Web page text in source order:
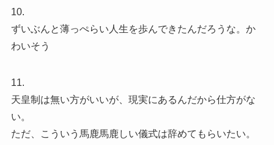
10.
ずいぶんと薄っぺらい人生を歩んできたんだろうな。か
わいそう
11.
天皇制は無い方がいいが、現実にあるんだから仕方がな
い。
ただ、こういう馬鹿馬鹿しい儀式は辞めてもらいたい。